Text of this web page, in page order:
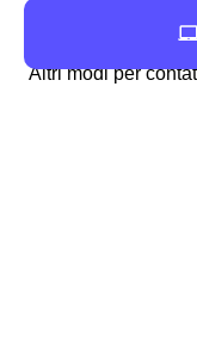
Altri modi per